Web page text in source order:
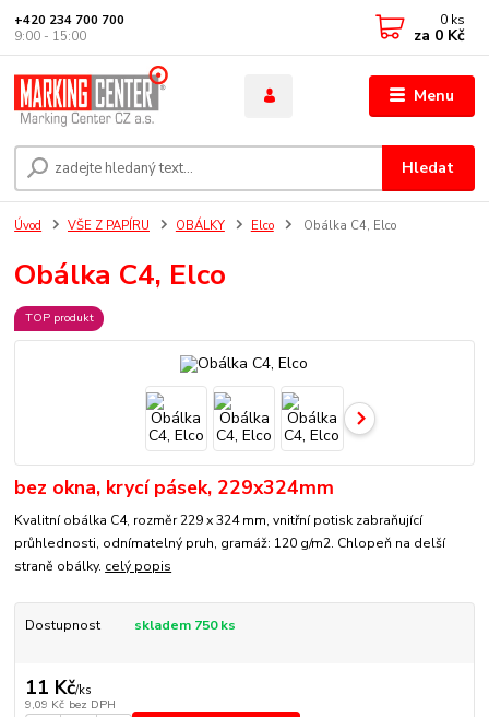
Menu
Hledat
+420 234 700 700
9:00 - 15:00
0 ks
za 0 Kč
Úvod VŠE Z PAPÍRU OBÁLKY Elco Obálka C4, Elco
Obálka C4, Elco
TOP produkt
bez okna, krycí pásek, 229x324mm
Kvalitní obálka C4, rozměr 229 x 324 mm, vnitřní potisk zabraňující
průhlednosti, odnímatelný pruh, gramáž: 120 g/m2. Chlopeň na delší
straně obálky. celý popis
Dostupnost skladem 750 ks
11 Kč/ks
9,09 Kč bez DPH